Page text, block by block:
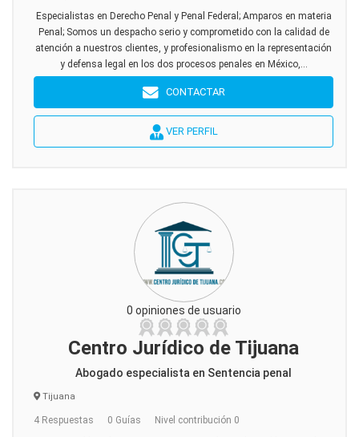
Especialistas en Derecho Penal y Penal Federal; Amparos en materia
Penal; Somos un despacho serio y comprometido con la calidad de
atención a nuestros clientes, y profesionalismo en la representación
y defensa legal en los dos procesos penales en México,...
CONTACTAR
VER PERFIL
0 opiniones de usuario
Centro Jurídico de Tijuana
Abogado especialista en Sentencia penal
Tijuana
4 Respuestas 0 Guías Nivel contribución 0